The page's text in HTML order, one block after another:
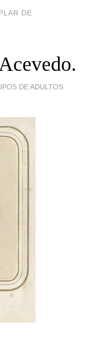
DE
DE ADULTOS